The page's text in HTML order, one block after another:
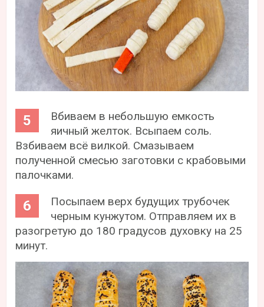
Вбиваем в небольшую емкость
яичный желток. Всыпаем соль.
Взбиваем всё вилкой. Смазываем
полученной смесью заготовки с крабовыми
палочками.
Посыпаем верх будущих трубочек
черным кунжутом. Отправляем их в
разогретую до 180 градусов духовку на 25
минут.